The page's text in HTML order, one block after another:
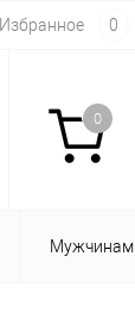
Избранное 0
0
Мужчинам